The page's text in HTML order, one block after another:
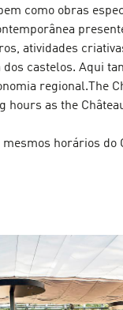
como obras
atividades
castelos. Aqui
regional.The
hours as the
horários do